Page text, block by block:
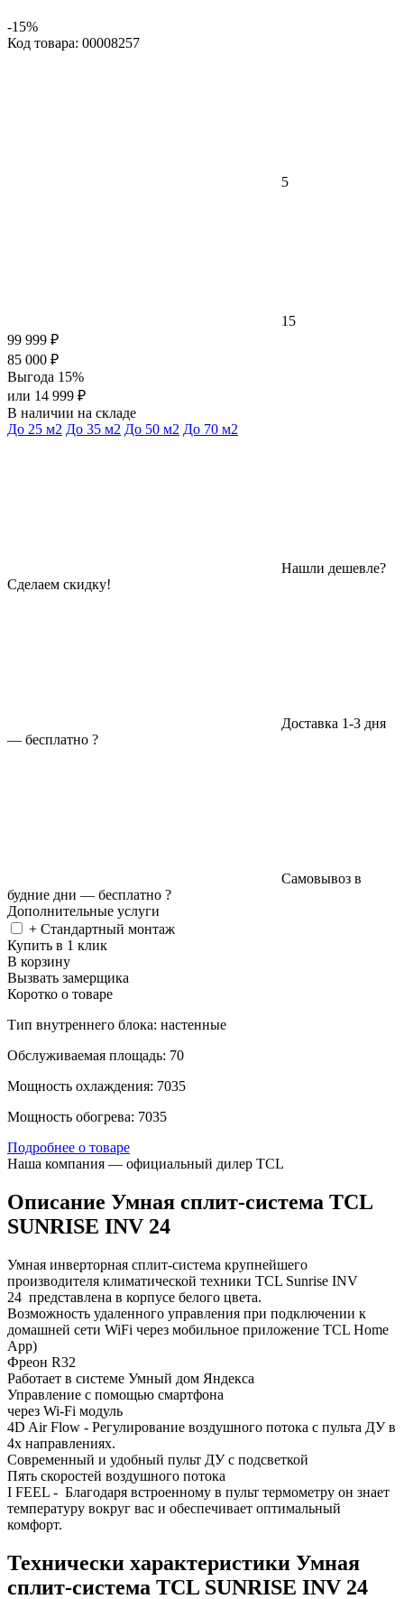
-15%
Код товара: 00008257
5
15
99 999 ₽
85 000 ₽
Выгода 15%
или 14 999 ₽
В наличии на складе
До 25 м2 До 35 м2 До 50 м2 До 70 м2
Нашли дешевле?
Сделаем скидку!
Доставка 1-3 дня
— бесплатно ?
Самовывоз в
будние дни — бесплатно ?
Дополнительные услуги
+ Стандартный монтаж
Купить в 1 клик
В корзину
Вызвать замерщика
Коротко о товаре
Тип внутреннего блока: настенные
Обслуживаемая площадь: 70
Мощность охлаждения: 7035
Мощность обогрева: 7035
Подробнее о товаре
Наша компания — официальный дилер TCL
Описание Умная сплит-система TCL
SUNRISE INV 24
Умная инверторная сплит-система крупнейшего
производителя климатической техники TCL Sunrise INV
24 представлена в корпусе белого цвета.
Возможность удаленного управления при подключении к
домашней сети WiFi через мобильное приложение TCL Home
App)
Фреон R32
Работает в системе Умный дом Яндекса
Управление с помощью смартфона
через Wi-Fi модуль
4D Air Flow - Регулирование воздушного потока с пульта ДУ в
4х направлениях.
Современный и удобный пульт ДУ с подсветкой
Пять скоростей воздушного потока
I FEEL - Благодаря встроенному в пульт термометру он знает
температуру вокруг вас и обеспечивает оптимальный
комфорт.
Технически характеристики Умная
сплит-система TCL SUNRISE INV 24